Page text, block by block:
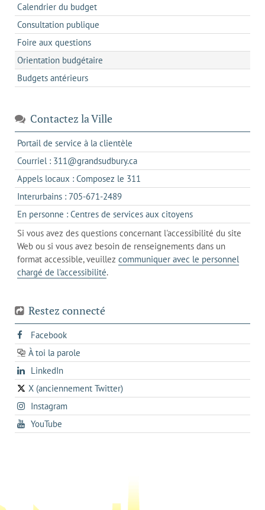
Calendrier du budget
Consultation publique
Foire aux questions
Orientation budgétaire
Budgets antérieurs
Contactez la Ville
Portail de service à la clientèle
dans
un
nouvel
Courriel : 311@grandsudbury.cas'ouvre
dans
votre
de
messagerie
Appels locaux : Composez le 311
dans
un
client
de
votre
téléphone
Interurbains : 705-671-2489s'ouvre
dans
un
client
de
votre
En personne : Centres de services aux citoyenss'ouvre
dans
l'onglet
actuel
Si vous avez des questions concernant l'accessibilité du site
Web ou si vous avez besoin de renseignements dans un
format accessible, veuillez communiquer avec le personnel
chargé de l'accessibilité.
Restez connecté
Facebooks'ouvre
dans
un
onglet
À toi la parole
opens
in
a
new
tab
LinkedInopens
in
a
new
X (anciennement Twitter)
s'ouvre
dans
un
nouvel
Instagrams'ouvre
dans
un
YouTube
dans